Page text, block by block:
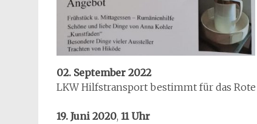
02. September 2022
LKW Hilfstransport bestimmt für das
19. Juni 2020, 11 Uhr